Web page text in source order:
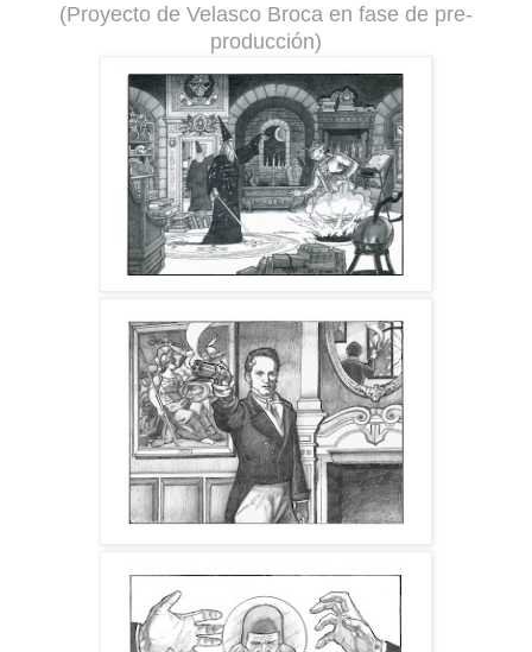
(Proyecto de Velasco Broca en fase de pre-
producción)